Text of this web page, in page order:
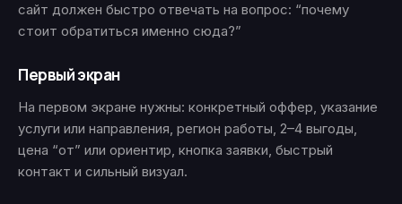
сайт должен быстро отвечать на вопрос: “почему
стоит обратиться именно сюда?”
Первый экран
На первом экране нужны: конкретный оффер, указание
услуги или направления, регион работы, 2–4 выгоды,
цена “от” или ориентир, кнопка заявки, быстрый
контакт и сильный визуал.